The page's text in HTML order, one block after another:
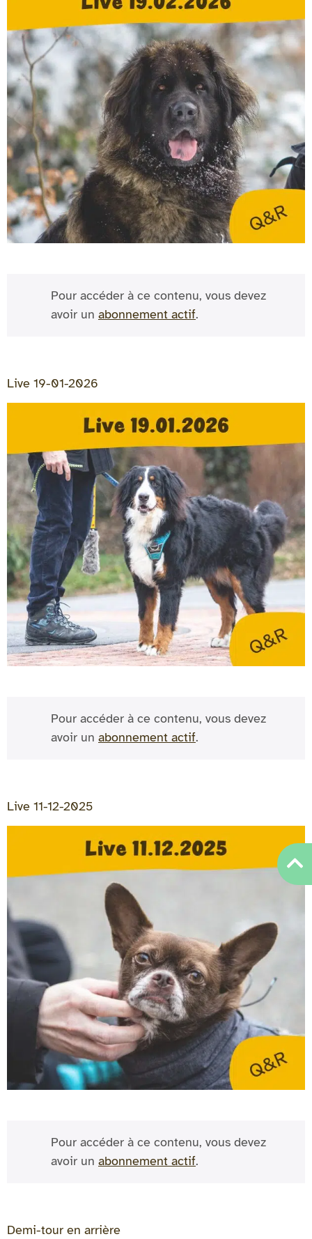
Pour accéder à ce contenu, vous devez
avoir un abonnement actif.
Live 19-01-2026
Pour accéder à ce contenu, vous devez
avoir un abonnement actif.
Live 11-12-2025
Pour accéder à ce contenu, vous devez
avoir un abonnement actif.
Demi-tour en arrière